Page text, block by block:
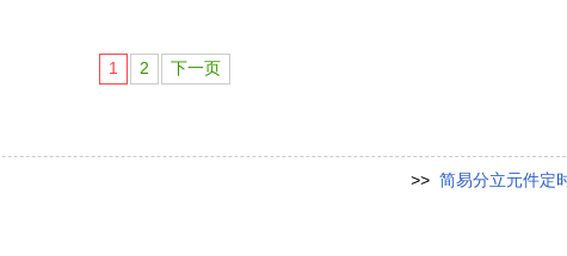
1 2 下一页
>>简易分立元件定